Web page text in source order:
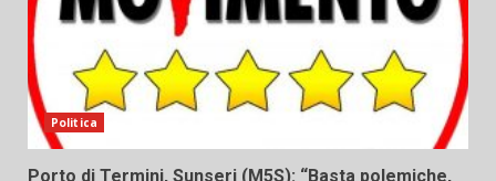
Politica
Porto di Termini, Sunseri (M5S): “Basta polemiche,